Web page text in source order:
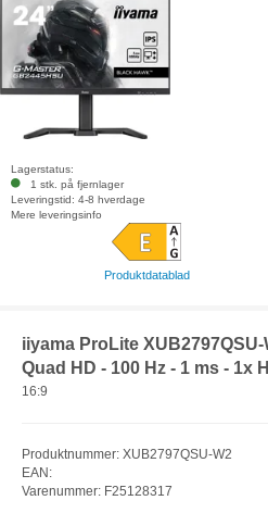
Lagerstatus:
1 stk. på fjernlager
Leveringstid: 4-8 hverdage
Mere leveringsinfo
Produktdatablad
iiyama ProLite
Quad HD - 100 Hz - 1 ms - 1x
16:9
Produktnummer: XUB2797QSU-W2
EAN:
Varenummer: F25128317